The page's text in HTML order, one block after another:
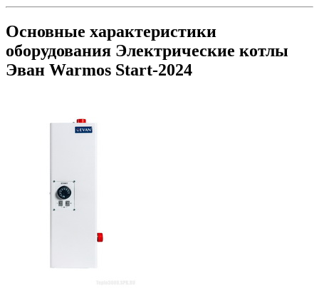
Основные характеристики
оборудования Электрические котлы
Эван Warmos Start-2024